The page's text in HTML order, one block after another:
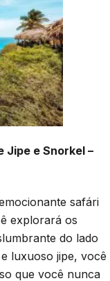
Jipe e Snorkel –
safári
explorará os
do lado
luxuoso jipe, você
que você nunca